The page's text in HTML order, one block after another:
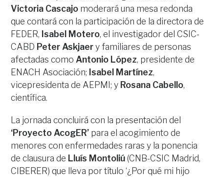
Victoria Cascajo moderará una mesa redonda
que contará con la participación de la directora de
FEDER, Isabel Motero, el investigador del CSIC-
CABD Peter Askjaery familiares de personas
afectadas como Antonio López, presidente de
ENACH Asociación; Isabel Martínez,
vicepresidenta de AEPMI; y Rosana Cabello,
científica.
La jornada concluirá con la presentación del
‘Proyecto AcogER’ para el acogimiento de
menores con enfermedades raras y la ponencia
de clausura de Lluís Montoliú(CNB-CSIC Madrid,
CIBERER) que lleva por título ‘¿Por qué mi hijo